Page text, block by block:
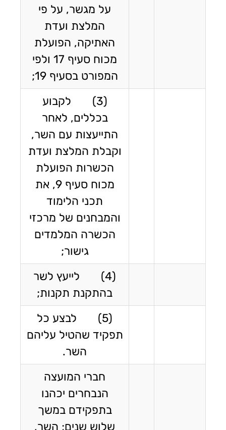
על מגשר, על פי
המלצת ועדת
האתיקה, הפועלת
מכוח סעיף 17 ולפי
המפורט בסעיף 19;
(3) לקבוע
בכללים, לאחר
התייעצות עם השר,
וקבלת המלצת ועדת
הכשרות הפועלת
מכוח סעיף 9, את
תכני הלימוד
והמבחנים של מרכזי
הכשרה המלמדים
גישור;
(4) לייעץ לשר
בהתקנת תקנות;
(5) לבצע כל
תפקיד שהטיל עליהם
השר.
חברי המועצה
הנבחרים יכהנו
בתפקידם במשך
שלוש שנים; השר,